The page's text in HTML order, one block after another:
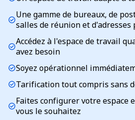
check_circleUne gamme de bureaux, de
salles de réunion et
check_circleAccédez à l'espace de travail
avez besoin
check_circleSoyez opérationnel
check_circleTarification tout compris sans
check_circleFaites configurer votre espace
vous le souhaitez